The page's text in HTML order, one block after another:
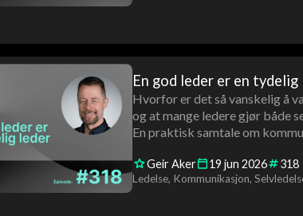
En god leder er en tydelig
Hvorfor er det så vanskelig å
og at mange ledere gjør både
En praktisk samtale om
Geir Aker 19 jun 2026 318
Ledelse Kommunikasjon